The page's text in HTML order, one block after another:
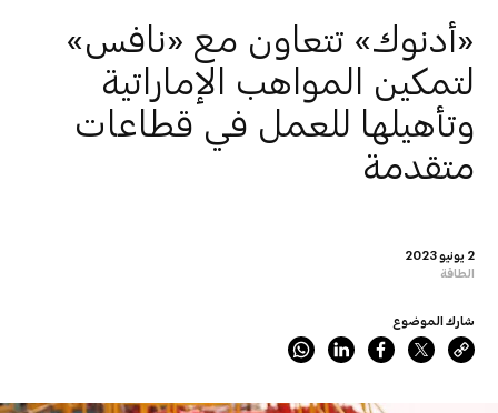
2 يونيو 2023
الطاقة
«أدنوك» تتعاون مع «نافس»
لتمكين المواهب الإماراتية
وتأهيلها للعمل في قطاعات
متقدمة
شارك الموضوع